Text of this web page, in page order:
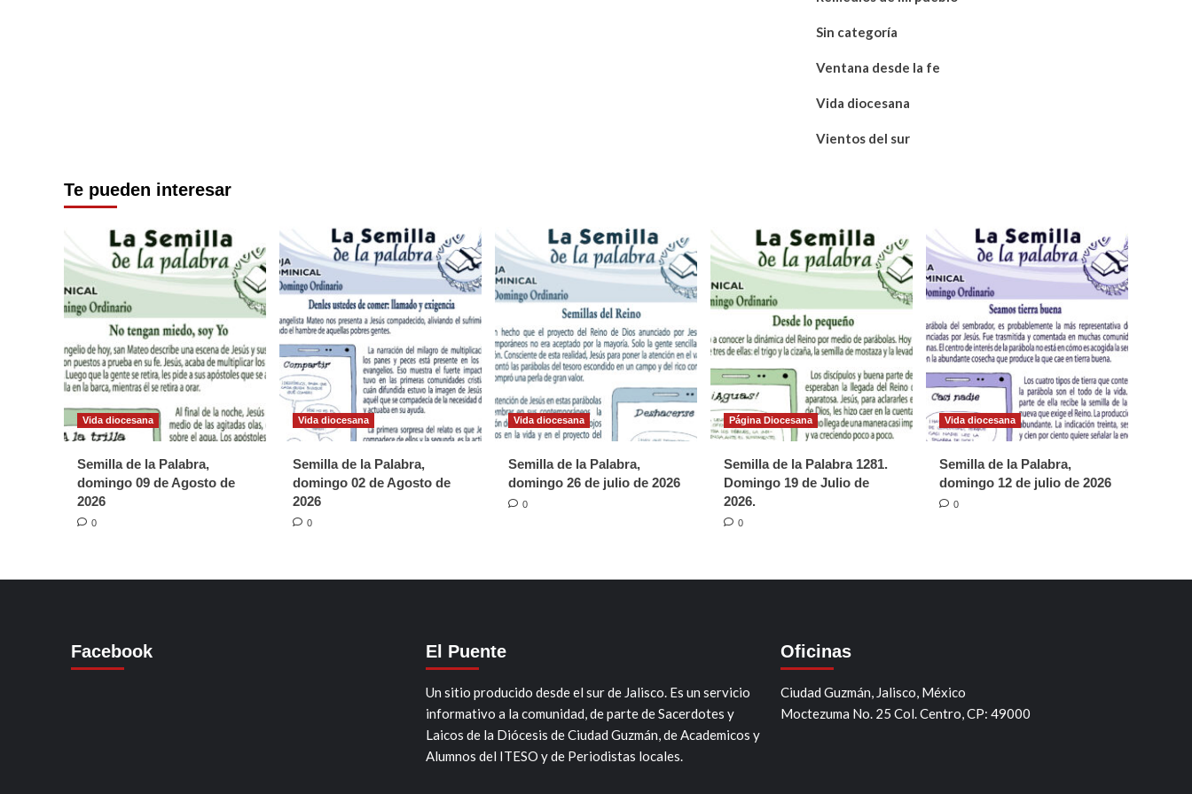
Sin categoría
Ventana desde la fe
Vida diocesana
Vientos del sur
Te pueden interesar
Vida diocesana
Semilla de la Palabra,
domingo 09 de Agosto de
2026
0
Vida diocesana
Semilla de la Palabra,
domingo 02 de Agosto de
2026
0
Vida diocesana
Semilla de la Palabra,
domingo 26 de julio de 2026
0
Página Diocesana
Semilla de la Palabra 1281.
Domingo 19 de Julio de
2026.
0
Vida diocesana
Semilla de la Palabra,
domingo 12 de julio de 2026
0
Facebook El Puente
Un sitio producido desde el sur de Jalisco. Es un servicio
informativo a la comunidad, de parte de Sacerdotes y
Laicos de la Diócesis de Ciudad Guzmán, de Academicos y
Alumnos del ITESO y de Periodistas locales.
Oficinas
Ciudad Guzmán, Jalisco, México
Moctezuma No. 25 Col. Centro, CP: 49000